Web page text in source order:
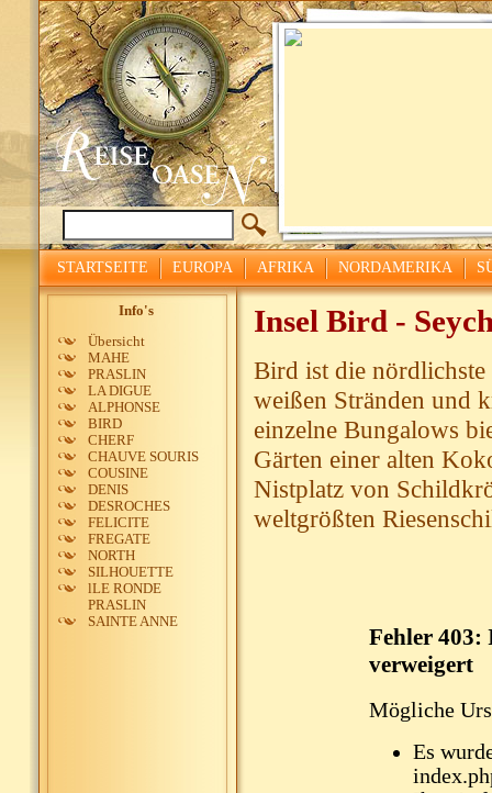
STARTSEITE EUROPA AFRIKA NORDAMERIKA
Info's
Übersicht
MAHE
PRASLIN
LA DIGUE
ALPHONSE
BIRD
CHERF
CHAUVE SOURIS
COUSINE
DENIS
DESROCHES
FELICITE
FREGATE
NORTH
SILHOUETTE
lLE RONDE
PRASLIN
SAINTE ANNE
Insel Bird -
Bird ist die nördlichste
weißen Stränden und
einzelne Bungalows
Gärten einer alten
Nistplatz von
weltgrößten